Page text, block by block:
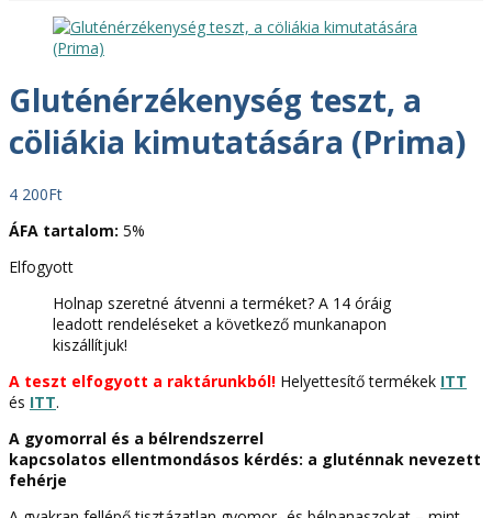
Gluténérzékenység teszt, a
cöliákia kimutatására (Prima)
4 200Ft
ÁFA tartalom: 5%
Elfogyott
Holnap szeretné átvenni a terméket? A 14 óráig
leadott rendeléseket a következő munkanapon
kiszállítjuk!
A teszt elfogyott a raktárunkból! Helyettesítő termékek ITT
és ITT.
A gyomorral és a bélrendszerrel
kapcsolatos ellentmondásos kérdés: a gluténnak nevezett
fehérje